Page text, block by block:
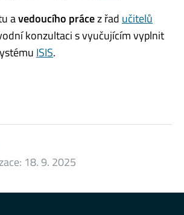
avedoucího prácez řad učitelů
konzultaci s vyučujícím vyplnit
ISIS.
18. 9. 2025